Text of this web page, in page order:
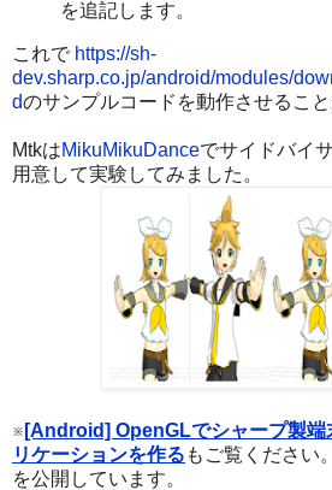
を追記します。
これで https://sh-
dev.sharp.co.jp/android/modules/
dのサンプルコードを動作させること
MtkはMikuMikuDanceでサイドバイ
用意して実験してみました。
※ [Android] OpenGLでシャープ製端
リケーションを作る もご覧ください
を公開しています。